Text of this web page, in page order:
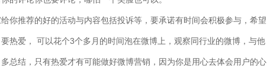
你推荐的好的活动与内容包括投诉等，要承诺有时间会积极参与，希望
热爱， 可以花个3个多月的时间泡在微博上，观察同行业的微博，与他
总结，只有热爱才有可能做好微博营销，因为你是用心去体会用户的心